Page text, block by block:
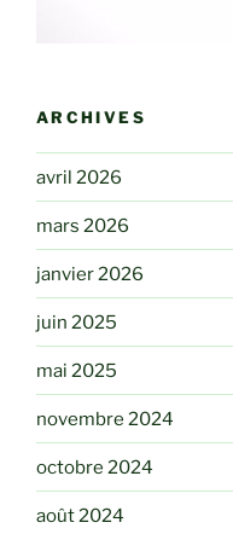
ARCHIVES
avril 2026
mars 2026
janvier 2026
juin 2025
mai 2025
novembre 2024
octobre 2024
août 2024